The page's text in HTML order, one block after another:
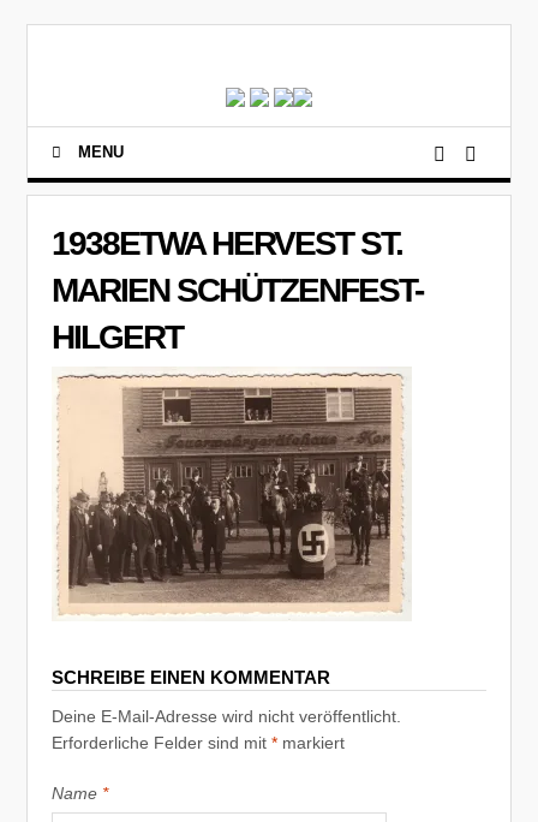
MENU
1938ETWA HERVEST ST.
MARIEN SCHÜTZENFEST-
HILGERT
SCHREIBE EINEN KOMMENTAR
Deine E-Mail-Adresse wird nicht veröffentlicht.
Erforderliche Felder sind mit* markiert
Name *